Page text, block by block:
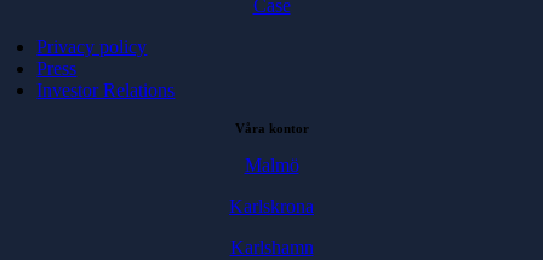
Case
Privacy policy
Press
Investor Relations
Våra kontor
Malmö
Karlskrona
Karlshamn